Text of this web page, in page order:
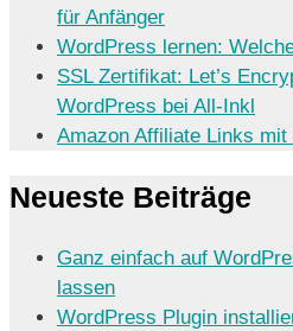
für Anfänger
WordPress lernen:
SSL Zertifikat: Let’s
WordPress bei All-Inkl
Amazon Affiliate Links
Neueste Beiträge
Ganz einfach auf
lassen
WordPress Plugin